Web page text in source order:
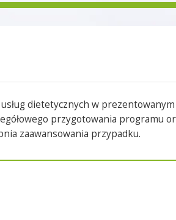
dietetycznych w
przygotowania programu
zaawansowania przypadku.